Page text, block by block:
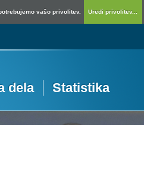
vašo privolitev. Uredi privolitev...
dela Statistika